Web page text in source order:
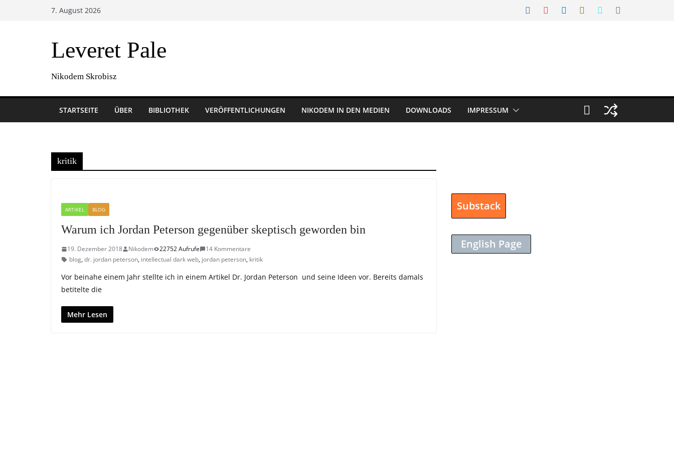
7. August 2026
Leveret Pale
Nikodem Skrobisz
STARTSEITE ÜBER BIBLIOTHEK VERÖFFENTLICHUNGEN NIKODEM IN DEN MEDIEN DOWNLOADS IMPRESSUM
kritik
ARTIKEL BLOG
Warum ich Jordan Peterson gegenüber skeptisch geworden bin
19. Dezember 2018 Nikodem 22752 Aufrufe
14 Kommentare
blog,dr. jordan peterson, intellectual dark web, jordan peterson, kritik
Vor beinahe einem Jahr stellte ich in einem Artikel Dr. Jordan Peterson und seine Ideen vor. Bereits damals
betitelte die
Mehr Lesen
Substack
English Page